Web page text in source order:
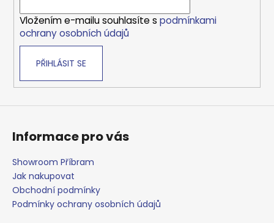
Vložením e-mailu souhlasíte s podmínkami
ochrany osobních údajů
PŘIHLÁSIT SE
Informace pro vás
Showroom Příbram
Jak nakupovat
Obchodní podmínky
Podmínky ochrany osobních údajů